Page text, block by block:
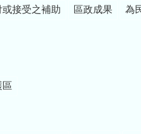
或接受之補助 區政成果 為
區